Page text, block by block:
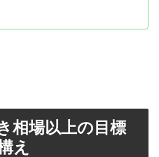
相場以上の目標
え